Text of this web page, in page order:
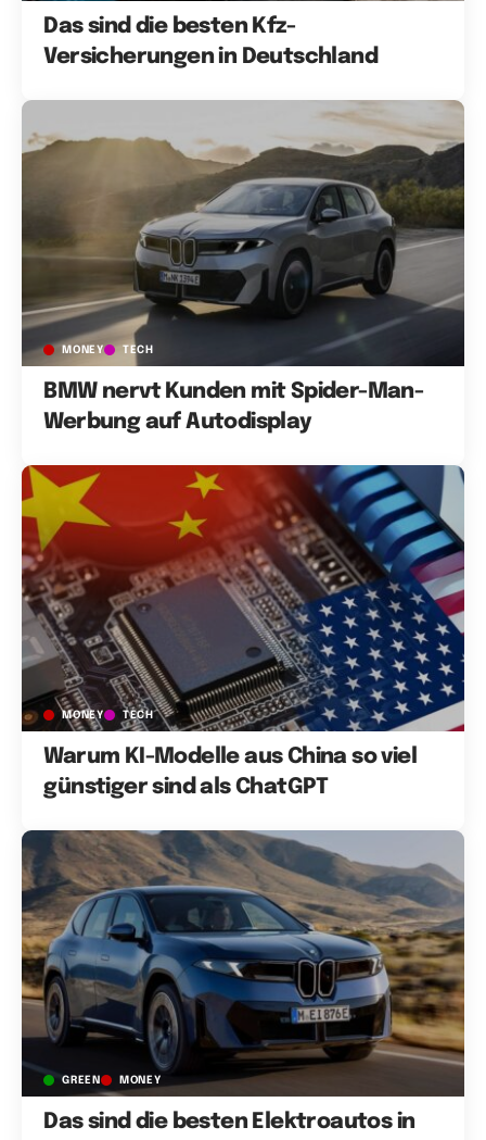
Das sind die besten Kfz-
Versicherungen in Deutschland
MONEY TECH
BMW nervt Kunden mit Spider-Man-
Werbung auf Autodisplay
MONEY TECH
Warum KI-Modelle aus China so viel
günstiger sind als ChatGPT
GREEN MONEY
Das sind die besten Elektroautos in